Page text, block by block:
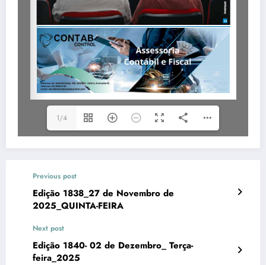
1/4
Previous post
Edição 1838_27 de Novembro de
2025_QUINTA-FEIRA
Next post
Edição 1840- 02 de Dezembro_ Terça-
feira_2025